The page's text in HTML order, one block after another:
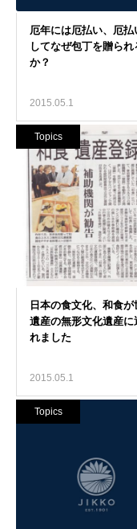
2015.05.1
Topics
2015.05.1
Topics